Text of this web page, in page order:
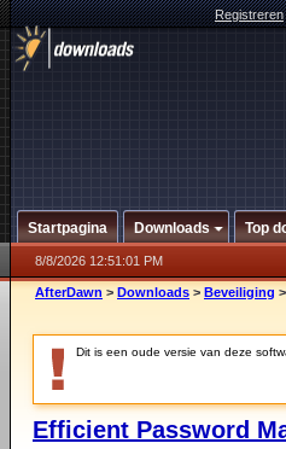
Registreren
Startpagina Downloads Top
8/8/2026 12:51:01 PM
AfterDawn > Downloads > Beveiliging >
Dit is een oude versie van deze
Efficient Password